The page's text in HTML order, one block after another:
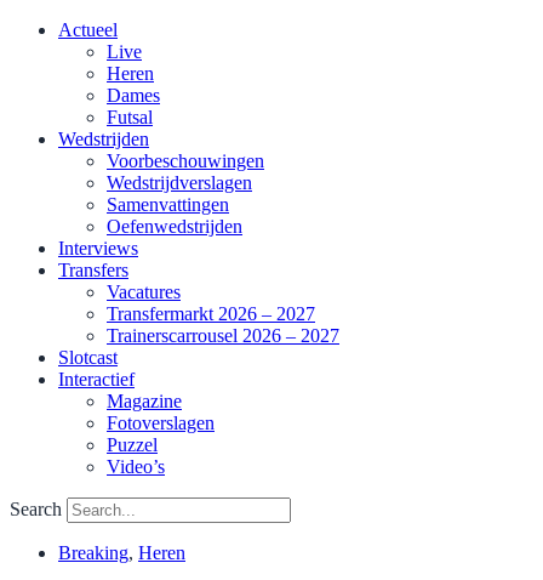
Actueel
Live
Heren
Dames
Futsal
Wedstrijden
Voorbeschouwingen
Wedstrijdverslagen
Samenvattingen
Oefenwedstrijden
Interviews
Transfers
Vacatures
Transfermarkt 2026 – 2027
Trainerscarrousel 2026 – 2027
Slotcast
Interactief
Magazine
Fotoverslagen
Puzzel
Video’s
Search
Breaking, Heren